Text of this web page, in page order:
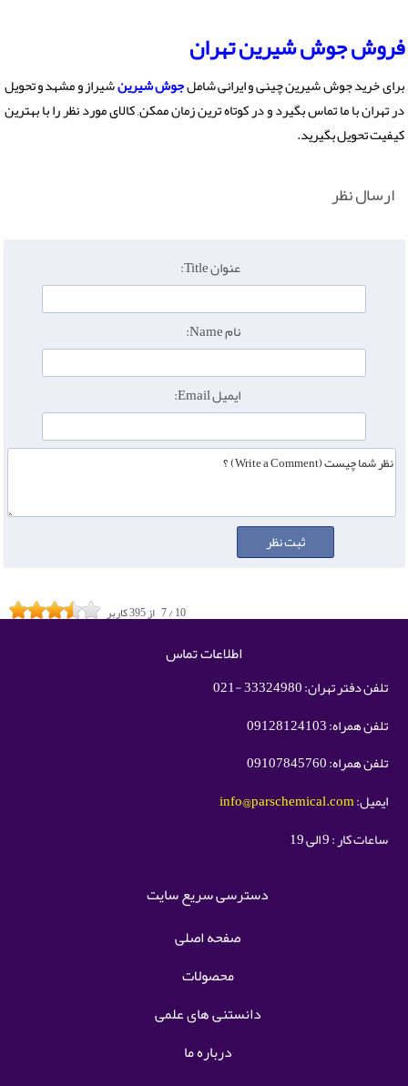
فروش جوش شیرین تهران
برای خرید جوش شیرین چینی و ایرانی شاملجوش شیرینشیراز و مشهد و تحویل
در تهران با ما تماس بگیرد و در کوتاه ترین زمان ممکن, کالای مورد نظر را با بهترین
کیفیت تحویل بگیرید.
ارسال نظر
عنوان Title:
نام Name:
ایمیل Email:
7/10 از395کاربر
اطلاعات تماس
تلفن دفتر تهران: 33324980 -021
تلفن همراه: 09128124103
تلفن همراه: 09107845760
ایمیل:info@parschemical.com
ساعات کار : 9 الی 19
دسترسی سریع سایت
صفحه اصلی
محصولات
دانستنی های علمی
درباره ما